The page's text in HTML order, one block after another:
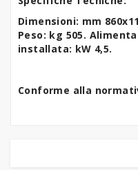
Dimensioni: mm
Peso: kg 505.
installata: kW 4,5.
Conforme alla